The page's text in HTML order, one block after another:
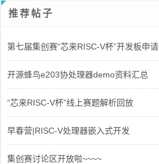
推荐帖子
第七届集创赛“芯来RISC-V杯”开发板申请
开源蜂鸟e203协处理器demo资料汇总
“芯来RISC-V杯”线上赛题解析回放
早春营|RISC-V处理器嵌入式开发
集创赛讨论区开放啦~~~~